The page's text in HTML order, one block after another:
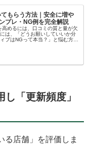
もらう方法｜安全に増や
プレ・NG例を完全解説
めるには、口コミの質と量が欠
は、「どうお願いしていいか分
ブはNGって本当？」と悩む方が
「更新頻度」
る店舗」を評価しま